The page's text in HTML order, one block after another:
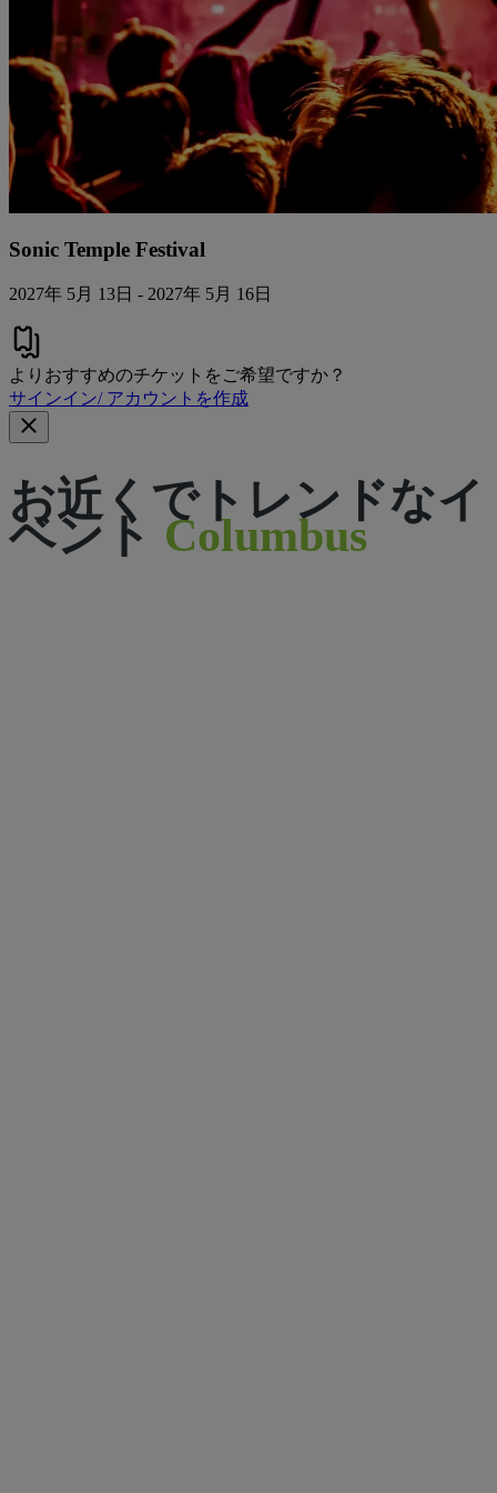
Sonic Temple Festival
2027年 5月 13日 - 2027年 5月 16日
よりおすすめのチケットをご希望ですか？
サインイン/ アカウントを作成
お近くでトレンドなイ
ベント Columbus